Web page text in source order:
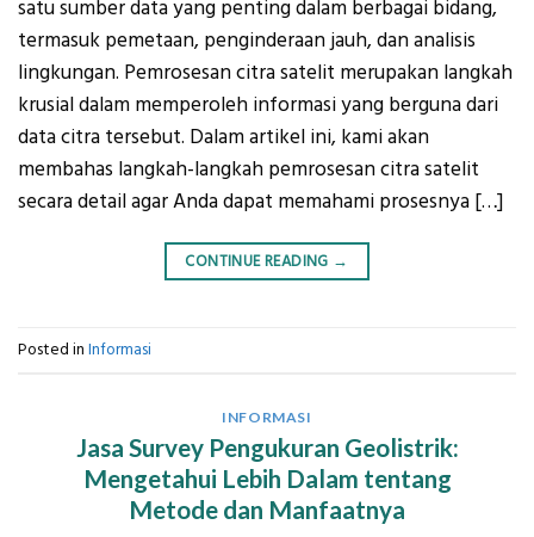
satu sumber data yang penting dalam berbagai bidang,
termasuk pemetaan, penginderaan jauh, dan analisis
lingkungan. Pemrosesan citra satelit merupakan langkah
krusial dalam memperoleh informasi yang berguna dari
data citra tersebut. Dalam artikel ini, kami akan
membahas langkah-langkah pemrosesan citra satelit
secara detail agar Anda dapat memahami prosesnya […]
CONTINUE READING →
Posted in Informasi
INFORMASI
Jasa Survey Pengukuran Geolistrik:
Mengetahui Lebih Dalam tentang
Metode dan Manfaatnya